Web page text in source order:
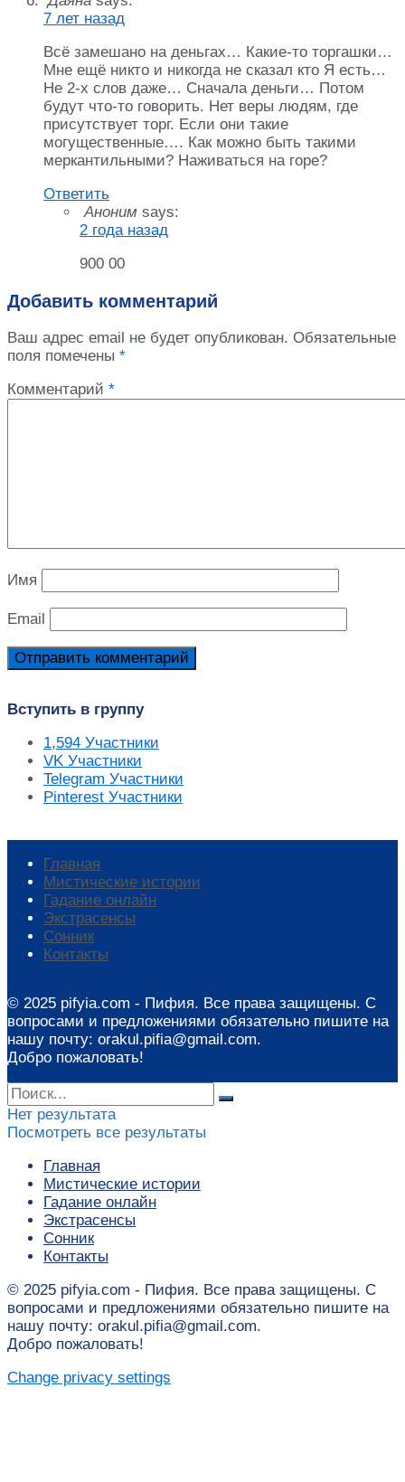
7 лет назад
Всё замешано на деньгах… Какие-то торгашки…
Мне ещё никто и никогда не сказал кто Я есть…
Не 2‑х слов даже… Сначала деньги… Потом
будут что-то говорить. Нет веры людям, где
присутствует торг. Если они такие
могущественные…. Как можно быть такими
меркантильными? Наживаться на горе?
Ответить
Аноним says:
2 года назад
900 00
Добавить комментарий
Ваш адрес email не будет опубликован. Обязательные
поля помечены *
Комментарий *
Имя
Email
Вступить в группу
1,594 Участники
VK Участники
Telegram Участники
Pinterest Участники
Главная
Мистические истории
Гадание онлайн
Экстрасенсы
Сонник
Контакты
© 2025 pifyia.com - Пифия. Все права защищены. С
вопросами и предложениями обязательно пишите на
нашу почту: orakul.pifia@gmail.com.
Добро пожаловать!
Нет результата
Посмотреть все результаты
Главная
Мистические истории
Гадание онлайн
Экстрасенсы
Сонник
Контакты
© 2025 pifyia.com - Пифия. Все права защищены. С
вопросами и предложениями обязательно пишите на
нашу почту: orakul.pifia@gmail.com.
Добро пожаловать!
Change privacy settings